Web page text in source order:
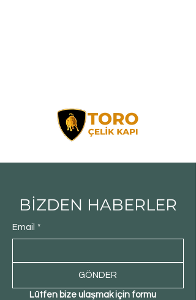
BİZDEN HABERLER
Email *
GÖNDER
Lütfen bize ulaşmak için formu